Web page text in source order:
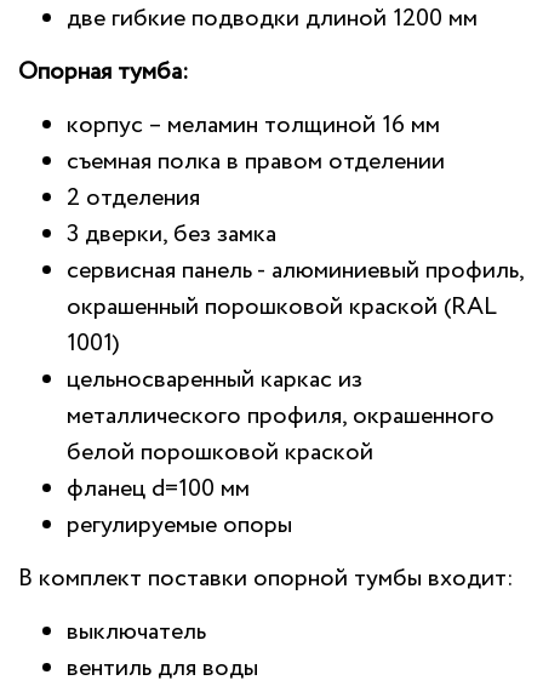
две гибкие подводки длиной 1200 мм
Опорная тумба:
корпус – меламин толщиной 16 мм
съемная полка в правом отделении
2 отделения
3 дверки, без замка
сервисная панель - алюминиевый профиль,
окрашенный порошковой краской (RAL
1001)
цельносваренный каркас из
металлического профиля, окрашенного
белой порошковой краской
фланец d=100 мм
регулируемые опоры
В комплект поставки опорной тумбы входит:
выключатель
вентиль для воды